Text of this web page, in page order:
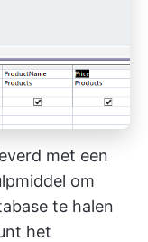
met een
om
te halen
het